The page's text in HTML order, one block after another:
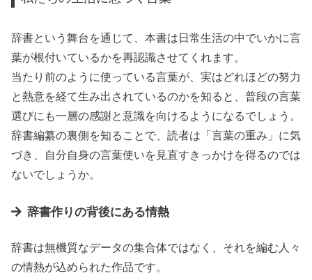
辞書という舞台を通じて、本書は日常生活の中でいかに言
葉が根付いているかを再認識させてくれます。
当たり前のように使っている言葉が、実はどれほどの努力
と熱意を経て生み出されているのかを知ると、普段の言葉
選びにも一層の感謝と意識を向けるようになるでしょう。
辞書編纂の裏側を知ることで、読者は「言葉の重み」に気
づき、自分自身の言葉使いを見直すきっかけを得るのでは
ないでしょうか。
辞書作りの背後にある情熱
辞書は無機質なデータの集合体ではなく、それを編む人々
の情熱が込められた作品です。